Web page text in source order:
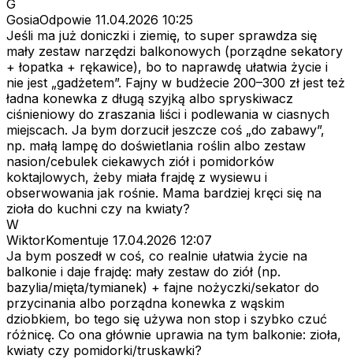
G
GosiaOdpowie 11.04.2026 10:25
Jeśli ma już doniczki i ziemię, to super sprawdza się
mały zestaw narzędzi balkonowych (porządne sekatory
+ łopatka + rękawice), bo to naprawdę ułatwia życie i
nie jest „gadżetem”. Fajny w budżecie 200–300 zł jest też
ładna konewka z długą szyjką albo spryskiwacz
ciśnieniowy do zraszania liści i podlewania w ciasnych
miejscach. Ja bym dorzucił jeszcze coś „do zabawy”,
np. małą lampę do doświetlania roślin albo zestaw
nasion/cebulek ciekawych ziół i pomidorków
koktajlowych, żeby miała frajdę z wysiewu i
obserwowania jak rośnie. Mama bardziej kręci się na
zioła do kuchni czy na kwiaty?
W
WiktorKomentuje 17.04.2026 12:07
Ja bym poszedł w coś, co realnie ułatwia życie na
balkonie i daje frajdę: mały zestaw do ziół (np.
bazylia/mięta/tymianek) + fajne nożyczki/sekator do
przycinania albo porządna konewka z wąskim
dziobkiem, bo tego się używa non stop i szybko czuć
różnicę. Co ona głównie uprawia na tym balkonie: zioła,
kwiaty czy pomidorki/truskawki?